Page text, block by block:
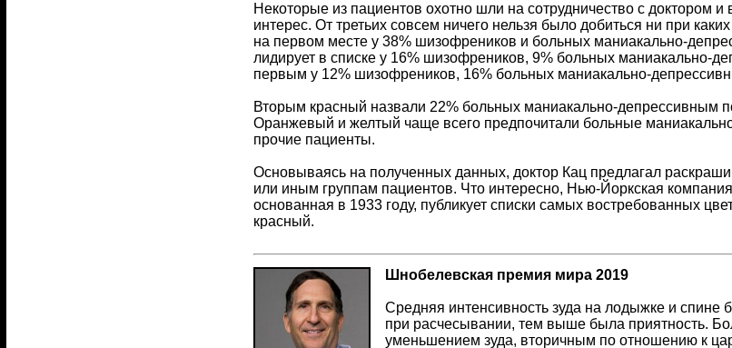
Некоторые из пациентов охотно шли на сотрудничество с доктором
интерес. От третьих совсем ничего нельзя было добиться ни при
на первом месте у 38% шизофреников и больных маниакально-
лидирует в списке у 16% шизофреников, 9% больных маниакально-
первым у 12% шизофреников, 16% больных маниакально-
Вторым красный назвали 22% больных маниакально-депрессивным
Оранжевый и желтый чаще всего предпочитали больные
прочие пациенты.
Основываясь на полученных данных, доктор Кац предлагал
или иным группам пациентов. Что интересно, Нью-Йоркская
основанная в 1933 году, публикует списки самых востребованных
красный.
Шнобелевская премия мира 2019
Средняя интенсивность зуда на лодыжке и
при расчесывании, тем выше была приятность.
уменьшением зуда, вторичным по отношению к